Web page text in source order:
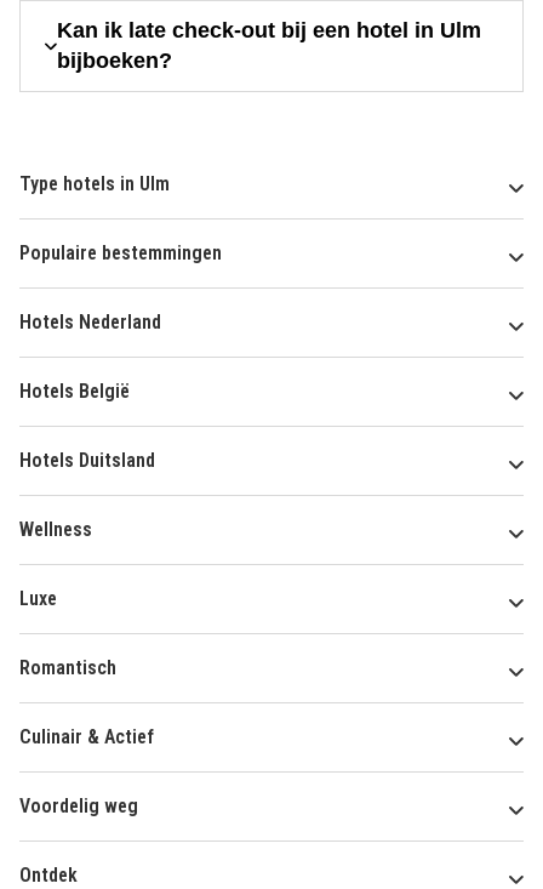
Kan ik late check-out bij een hotel in Ulm
bijboeken?
Type hotels in Ulm
Populaire bestemmingen
Hotels Nederland
Hotels België
Hotels Duitsland
Wellness
Luxe
Romantisch
Culinair & Actief
Voordelig weg
Ontdek